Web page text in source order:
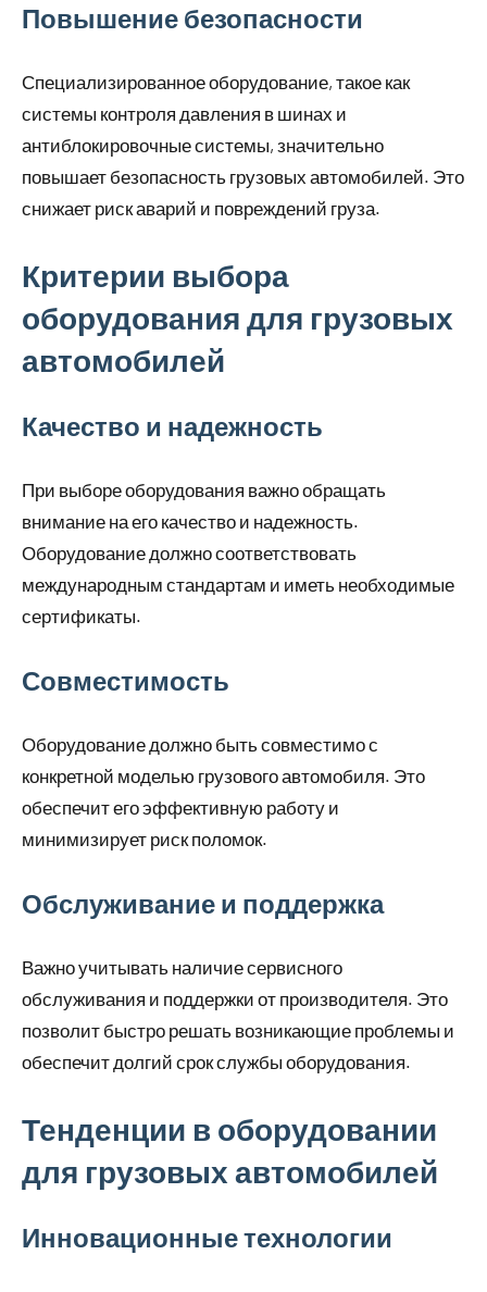
Повышение безопасности
Специализированное оборудование, такое как
системы контроля давления в шинах и
антиблокировочные системы, значительно
повышает безопасность грузовых автомобилей. Это
снижает риск аварий и повреждений груза.
Критерии выбора
оборудования для грузовых
автомобилей
Качество и надежность
При выборе оборудования важно обращать
внимание на его качество и надежность.
Оборудование должно соответствовать
международным стандартам и иметь необходимые
сертификаты.
Совместимость
Оборудование должно быть совместимо с
конкретной моделью грузового автомобиля. Это
обеспечит его эффективную работу и
минимизирует риск поломок.
Обслуживание и поддержка
Важно учитывать наличие сервисного
обслуживания и поддержки от производителя. Это
позволит быстро решать возникающие проблемы и
обеспечит долгий срок службы оборудования.
Тенденции в оборудовании
для грузовых автомобилей
Инновационные технологии